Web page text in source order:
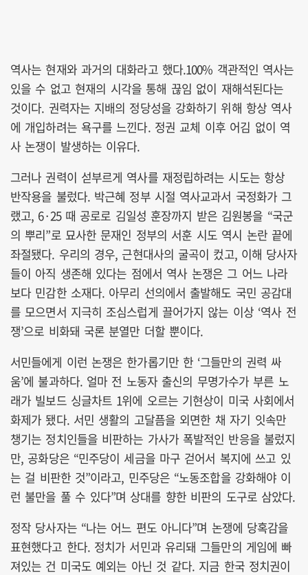
역사는 현재와 과거의 대화라고 했다.100% 객관적인 역사는
있을 수 없고 현재의 시각을 통해 끊임 없이 재해석된다는
것이다. 권력자는 지배의 정당성을 강화하기 위해 항상 역사
에 개입하려는 욕구를 느낀다. 정권 교체 이후 어김 없이 역
사 논쟁이 발생하는 이유다.
그러나 권력이 섣부르게 역사를 재정립하려는 시도는 항상
반작용을 불렀다. 박근혜 정부 시절 역사교과서 국정화가 그
랬고, 6·25 때 공로로 김일성 훈장까지 받은 김원봉을 “국군
의 뿌리”로 묘사한 문재인 정부의 서훈 시도 역시 논란 끝에
좌절됐다. 우리의 경우, 근현대사의 굴곡이 컸고, 이해 당사자
들이 아직 생존해 있다는 점에서 역사 논쟁은 그 어느 나라
보다 민감한 소재다. 아무리 선의에서 출발해도 국민 공감대
를 모으면서 지극히 조심스럽게 끌어가지 않는 이상 ‘역사 전
쟁’으로 비화돼 국론 분열만 더할 뿐이다.
서민들에게 이런 논쟁은 한가롭기만 한 ‘그들만의 권력 싸
움’에 불과하다. 얼마 전 노동자 출신의 무명가수가 부른 노
래가 빌보드 싱글차트 1위에 오르는 기현상이 미국 사회에서
화제가 됐다. 서민 생활의 고달픔을 외면한 채 자기 잇속만
챙기는 정치인들을 비판하는 가사가 폭발적인 반응을 불렀지
만, 공화당은 “민주당이 세금을 마구 걷어서 복지에 쓰고 있
는 걸 비판한 것”이라고, 민주당은 “노동조합을 강화해야 이
런 불만을 풀 수 있다”며 상대를 향한 비판의 도구로 삼았다.
정작 당사자는 “나는 어느 편도 아니다”며 논쟁에 당혹감을
표현했다고 한다. 정치가 서민과 유리돼 그들만의 게임에 빠
져있는 건 미국도 예외는 아닌 것 같다. 지금 한국 정치권이